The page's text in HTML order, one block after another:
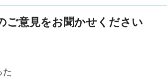
ご意見をお聞かせください
た